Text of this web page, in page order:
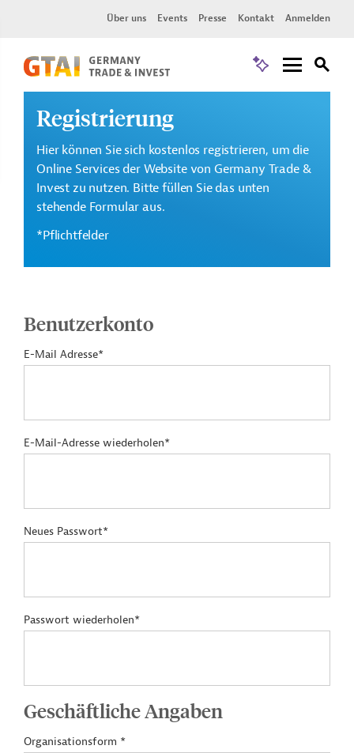
Über uns Events Presse Kontakt Anmelden
Registrierung
Hier können Sie sich kostenlos registrieren, um die
Online Services der Website von Germany Trade &
Invest zu nutzen. Bitte füllen Sie das unten
stehende Formular aus.
*Pflichtfelder
Benutzerkonto
E-Mail Adresse*
E-Mail-Adresse wiederholen*
Neues Passwort*
Passwort wiederholen*
Geschäftliche Angaben
Organisationsform *